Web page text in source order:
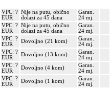
VPC: ?
EUR
Nije na putu, obično
dolazi za 45 dana
Garan.
24 mj.
VPC: ?
EUR
Nije na putu, obično
dolazi za 45 dana
Garan.
24 mj.
VPC: ?
EUR
Dovoljno (21 kom)
Garan.
24 mj.
VPC: ?
EUR
Dovoljno (13 kom)
Garan.
24 mj.
VPC: ?
EUR
Dovoljno (4 kom)
Garan.
24 mj.
VPC: ?
EUR
Dovoljno (1 kom)
Garan.
24 mj.